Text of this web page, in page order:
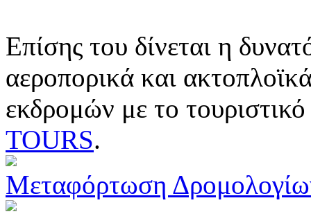
Επίσης του δίνεται η
αεροπορικά και
εκδρομών με το
TOURS.
Μεταφόρτωση